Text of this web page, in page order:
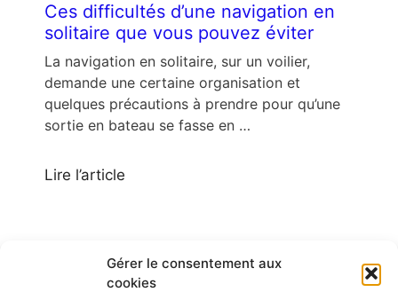
Gérer le consentement aux
cookies
Ces difficultés d’une navigation en
solitaire que vous pouvez éviter
La navigation en solitaire, sur un voilier,
demande une certaine organisation et
quelques précautions à prendre pour qu’une
sortie en bateau se fasse en …
Lire l’article
Croisières et escales